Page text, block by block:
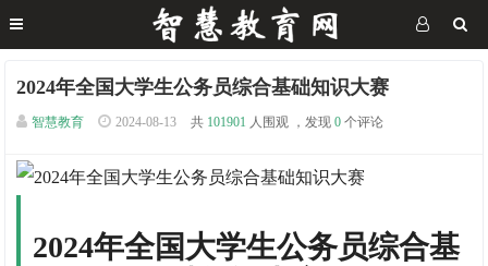
2024年全国大学生公务员综合基础知识大赛
智慧教育 2024-08-13 共 101901 人围观 ，发现 0 个评论
2024年全国大学生公务员综合基